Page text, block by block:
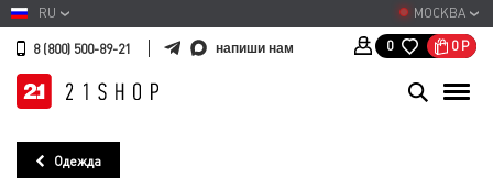
МОСКВА
RU
8 (800) 500-89-21 напиши нам 0 0 Р
Одежда